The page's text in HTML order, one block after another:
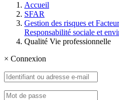
Accueil
SFAR
Gestion des risques et
Responsabilité sociale et
Qualité Vie professionnelle
× Connexion